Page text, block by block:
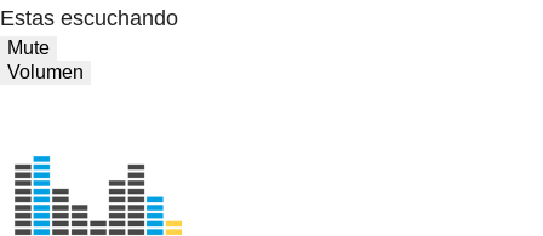
Estas escuchando
Mute
Volumen